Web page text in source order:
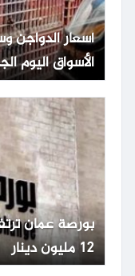
أسعار الدواجن
الأسواق اليوم الجمعة 3
12 مليون دينار